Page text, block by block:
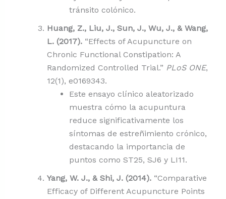
tránsito colónico.
Huang, Z., Liu, J., Sun, J., Wu, J., & Wang,
L. (2017).“Effects of Acupuncture on
Chronic Functional Constipation: A
Randomized Controlled Trial.” PLoS ONE,
12(1), e0169343.
Este ensayo clínico aleatorizado
muestra cómo la acupuntura
reduce significativamente los
síntomas de estreñimiento crónico,
destacando la importancia de
puntos como ST25, SJ6 y LI11.
Yang, W. J., & Shi, J. (2014).“Comparative
Efficacy of Different Acupuncture Points